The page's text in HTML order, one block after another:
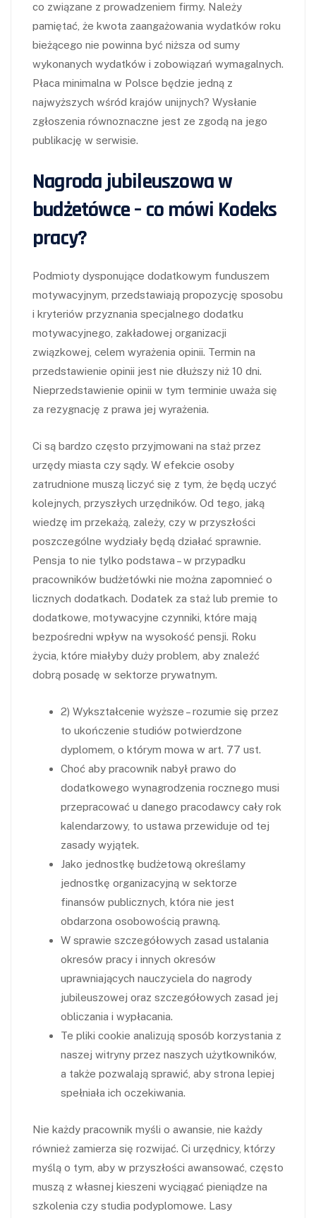
co związane z prowadzeniem firmy. Należy
pamiętać, że kwota zaangażowania wydatków roku
bieżącego nie powinna być niższa od sumy
wykonanych wydatków i zobowiązań wymagalnych.
Płaca minimalna w Polsce będzie jedną z
najwyższych wśród krajów unijnych? Wysłanie
zgłoszenia równoznaczne jest ze zgodą na jego
publikację w serwisie.
Nagroda jubileuszowa w
budżetówce – co mówi Kodeks
pracy?
Podmioty dysponujące dodatkowym funduszem
motywacyjnym, przedstawiają propozycję sposobu
i kryteriów przyznania specjalnego dodatku
motywacyjnego, zakładowej organizacji
związkowej, celem wyrażenia opinii. Termin na
przedstawienie opinii jest nie dłuższy niż 10 dni.
Nieprzedstawienie opinii w tym terminie uważa się
za rezygnację z prawa jej wyrażenia.
Ci są bardzo często przyjmowani na staż przez
urzędy miasta czy sądy. W efekcie osoby
zatrudnione muszą liczyć się z tym, że będą uczyć
kolejnych, przyszłych urzędników. Od tego, jaką
wiedzę im przekażą, zależy, czy w przyszłości
poszczególne wydziały będą działać sprawnie.
Pensja to nie tylko podstawa – w przypadku
pracowników budżetówki nie można zapomnieć o
licznych dodatkach. Dodatek za staż lub premie to
dodatkowe, motywacyjne czynniki, które mają
bezpośredni wpływ na wysokość pensji. Roku
życia, które miałyby duży problem, aby znaleźć
dobrą posadę w sektorze prywatnym.
2) Wykształcenie wyższe – rozumie się przez
to ukończenie studiów potwierdzone
dyplomem, o którym mowa w art. 77 ust.
Choć aby pracownik nabył prawo do
dodatkowego wynagrodzenia rocznego musi
przepracować u danego pracodawcy cały rok
kalendarzowy, to ustawa przewiduje od tej
zasady wyjątek.
Jako jednostkę budżetową określamy
jednostkę organizacyjną w sektorze
finansów publicznych, która nie jest
obdarzona osobowością prawną.
W sprawie szczegółowych zasad ustalania
okresów pracy i innych okresów
uprawniających nauczyciela do nagrody
jubileuszowej oraz szczegółowych zasad jej
obliczania i wypłacania.
Te pliki cookie analizują sposób korzystania z
naszej witryny przez naszych użytkowników,
a także pozwalają sprawić, aby strona lepiej
spełniała ich oczekiwania.
Nie każdy pracownik myśli o awansie, nie każdy
również zamierza się rozwijać. Ci urzędnicy, którzy
myślą o tym, aby w przyszłości awansować, często
muszą z własnej kieszeni wyciągać pieniądze na
szkolenia czy studia podyplomowe. Lasy